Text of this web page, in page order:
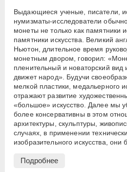
Выдающиеся ученые, писатели,
нумизматы-исследователи
монеты не только как памятники
памятники искусства. Великий
Ньютон, длительное время
монетным двором, говорил:
пленительный и новаторский вид
движет народ». Будучи
мелкой пластики, медальерного
отражают развитие
«большое» искусство. Далее мы
более консервативны в этом
архитектуры, скульптуры,
случаях, в применении
изобразительного искусства, они
Подробнее